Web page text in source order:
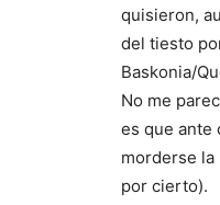
quisieron,
del tiesto
Baskonia/
No me
es que ante
morderse la
por cierto).